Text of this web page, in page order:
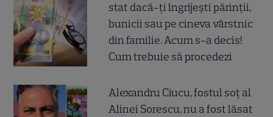
stat dacă-ți îngrijești părinții,
bunicii sau pe cineva vârstnic
din familie. Acum s-a decis!
Cum trebuie să procedezi
Alexandru Ciucu, fostul soț al
Alinei Sorescu, nu a fost lăsat